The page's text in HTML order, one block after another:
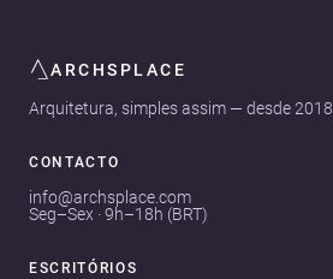
ARCHSPLACE
Arquitetura, simples assim — desde 2018
CONTACTO
info@archsplace.com
Seg–Sex · 9h–18h (BRT)
ESCRITÓRIOS